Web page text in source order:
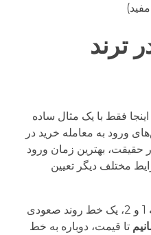
ترند
اینجا فقط با یک مثال ساده
ورود به معامله خرید در
حقیقت، بهترین زمان ورود
مختلف دیگر تعیین
در چارت زیر، به کمک دو نقطه 1 و 2، یک خط روند صعودی
تا قیمت، دوباره به خط